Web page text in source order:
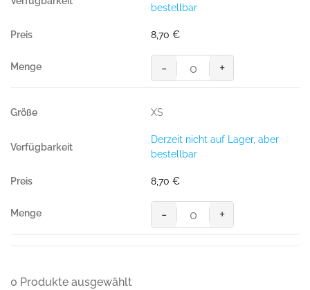
Menge
bestellbar
8,70 €
HAKRO
T-
Bio-
Baumwolle
Menge
- +
XS
Derzeit nicht auf Lager, aber
bestellbar
8,70 €
HAKRO
T-
Shirt
- +
0 Produkte ausgewählt